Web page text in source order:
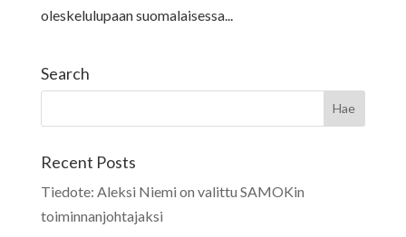
oleskelulupaan suomalaisessa...
Search
Recent Posts
Tiedote: Aleksi Niemi on valittu SAMOKin
toiminnanjohtajaksi